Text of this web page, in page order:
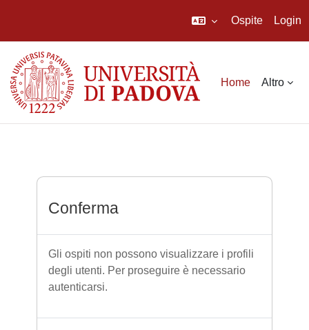
Ospite Login
Home Altro
Conferma
Gli ospiti non possono visualizzare i profili
degli utenti. Per proseguire è necessario
autenticarsi.